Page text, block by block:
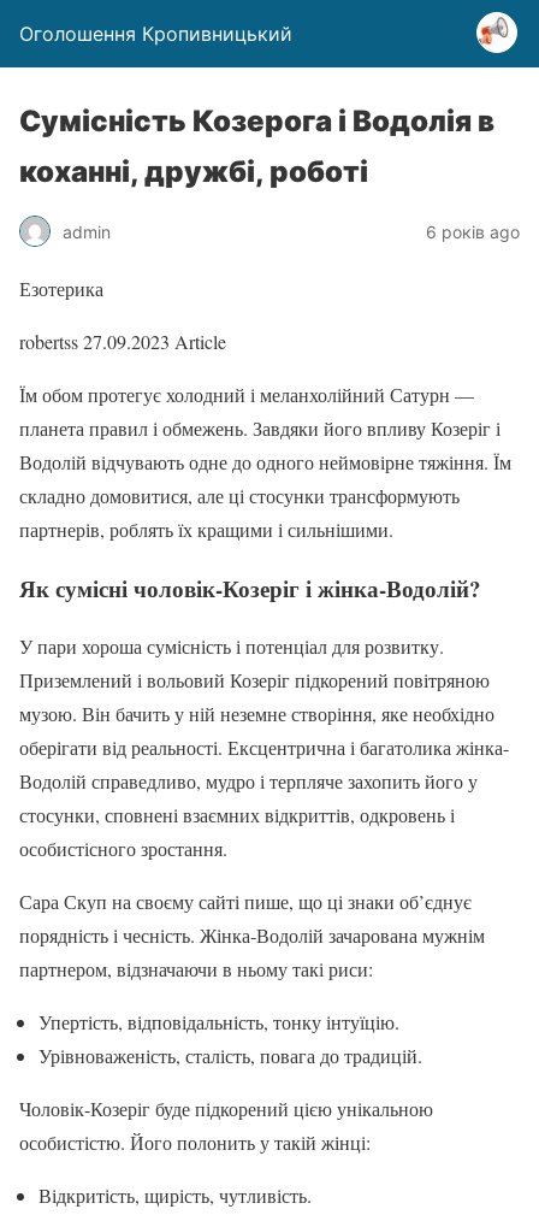
Оголошення Кропивницький
Сумісність Козерога і Водолія в
коханні, дружбі, роботі
admin 6 років ago
Езотерика
robertss27.09.2023 Article
Їм обом протегує холодний і меланхолійний Сатурн —
планета правил і обмежень. Завдяки його впливу Козеріг і
Водолій відчувають одне до одного неймовірне тяжіння. Їм
складно домовитися, але ці стосунки трансформують
партнерів, роблять їх кращими і сильнішими.
Як сумісні чоловік-Козеріг і жінка-Водолій?
У пари хороша сумісність і потенціал для розвитку.
Приземлений і вольовий Козеріг підкорений повітряною
музою. Він бачить у ній неземне створіння, яке необхідно
оберігати від реальності. Ексцентрична і багатолика жінка-
Водолій справедливо, мудро і терпляче захопить його у
стосунки, сповнені взаємних відкриттів, одкровень і
особистісного зростання.
Сара Скуп на своєму сайті пише, що ці знаки об’єднує
порядність і чесність. Жінка-Водолій зачарована мужнім
партнером, відзначаючи в ньому такі риси:
Упертість, відповідальність, тонку інтуїцію.
Урівноваженість, сталість, повага до традицій.
Чоловік-Козеріг буде підкорений цією унікальною
особистістю. Його полонить у такій жінці:
Відкритість, щирість, чутливість.